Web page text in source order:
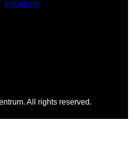
Instagram
All rights reserved.